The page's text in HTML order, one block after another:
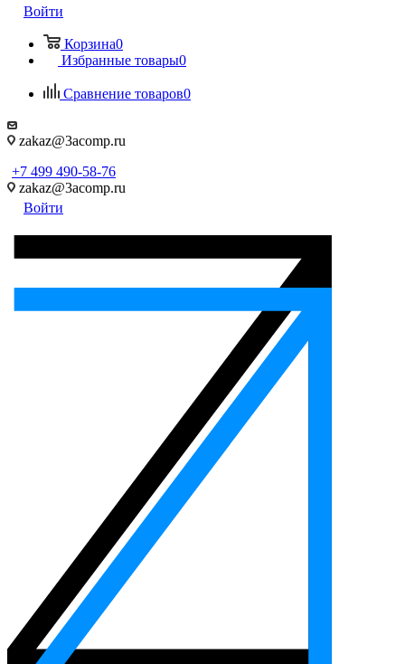
Войти
Корзина0
Избранные товары0
Сравнение товаров0
zakaz@3acomp.ru
+7 499 490-58-76
zakaz@3acomp.ru
Войти